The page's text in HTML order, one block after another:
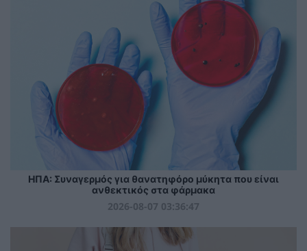
ΗΠΑ: Συναγερμός για θανατηφόρο μύκητα που είναι
ανθεκτικός στα φάρμακα
2026-08-07 03:36:47